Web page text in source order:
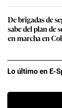
De brigadas de
sabe del plan de
en marcha en
Lo último en E-